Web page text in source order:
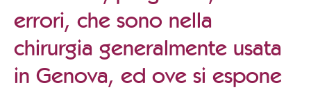
errori, che sono nella
chirurgia generalmente usata
in Genova, ed ove si espone